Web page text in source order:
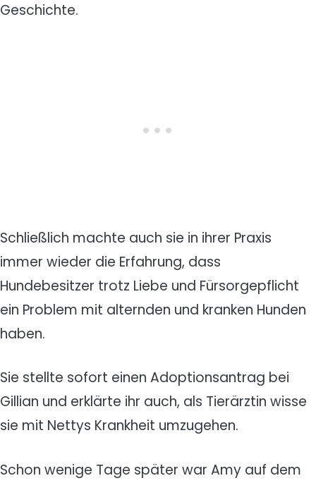
Geschichte.
Schließlich machte auch sie in ihrer Praxis
immer wieder die Erfahrung, dass
Hundebesitzer trotz Liebe und Fürsorgepflicht
ein Problem mit alternden und kranken Hunden
haben.
Sie stellte sofort einen Adoptionsantrag bei
Gillian und erklärte ihr auch, als Tierärztin wisse
sie mit Nettys Krankheit umzugehen.
Schon wenige Tage später war Amy auf dem